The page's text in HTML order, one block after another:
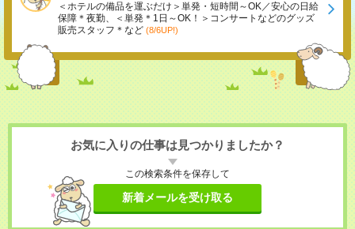
＜ホテルの備品を運ぶだけ＞単発・短時間～OK／安心の日給
保障＊夜勤、＜単発＊1日～OK！＞コンサートなどのグッズ
販売スタッフ＊など (8/6UP!)
お気に入りの仕事は見つかりましたか？
この検索条件を保存して
新着メールを受け取る